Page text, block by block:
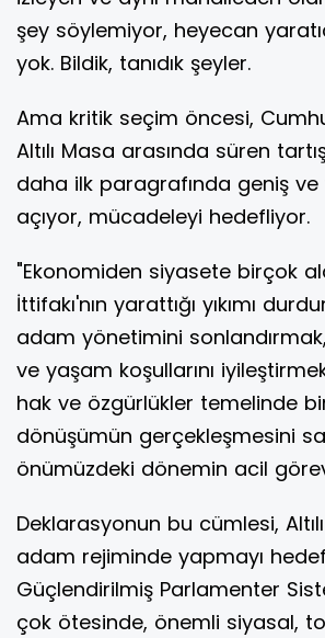
şey söylemiyor, heyecan
yok. Bildik, tanıdık şeyler.
Ama kritik seçim öncesi,
Altılı Masa arasında süren
daha ilk paragrafında geniş
açıyor, mücadeleyi hedefliyor.
"Ekonomiden siyasete birçok
İttifakı'nın yarattığı yıkımı
adam yönetimini
ve yaşam koşullarını
hak ve özgürlükler temelinde
dönüşümün gerçekleşmesini
önümüzdeki dönemin acil
Deklarasyonun bu cümlesi,
adam rejiminde yapmayı
Güçlendirilmiş Parlamenter
çok ötesinde, önemli siyasal,